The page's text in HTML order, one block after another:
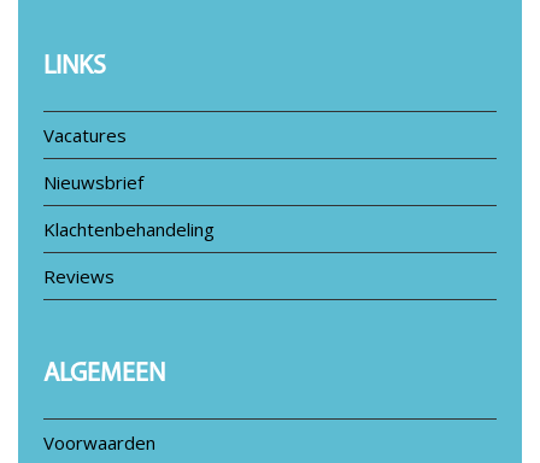
LINKS
Vacatures
Nieuwsbrief
Klachtenbehandeling
Reviews
ALGEMEEN
Voorwaarden